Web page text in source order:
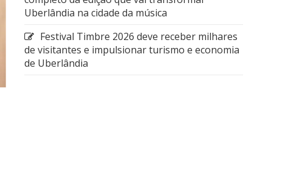
Uberlândia na cidade da música
Festival Timbre 2026 deve receber milhares
de visitantes e impulsionar turismo e economia
de Uberlândia